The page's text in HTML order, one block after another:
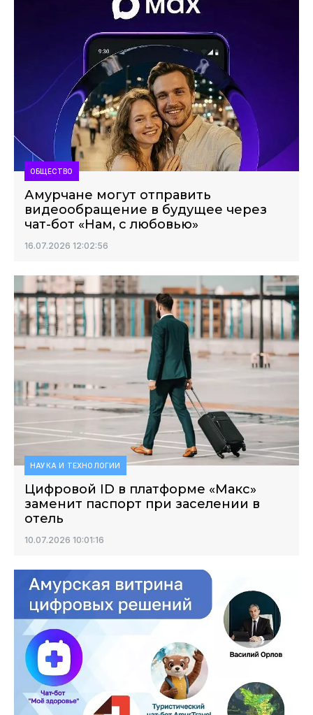
ОБЩЕСТВО
Амурчане могут отправить
видеообращение в будущее через
чат-бот «Нам, с любовью»
16.07.2026 12:02:56
НАУКА И ТЕХНОЛОГИИ
Цифровой ID в платформе «Макс»
заменит паспорт при заселении в
отель
10.07.2026 10:01:16